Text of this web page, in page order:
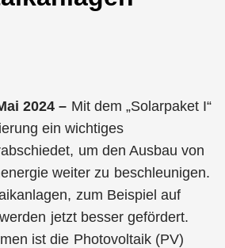
2024 – Mit dem „Solarpaket I“
ein wichtiges
um den Ausbau von
weiter zu beschleunigen.
zum Beispiel auf
jetzt besser gefördert.
ist die Photovoltaik (PV)